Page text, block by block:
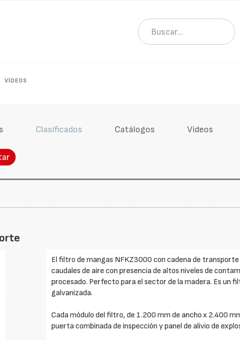
VÍDEOS
Clasificados Catálogos Vídeos
El filtro de mangas NFKZ3000 con cadena de
caudales de aire con presencia de altos niveles de
procesado. Perfecto para el sector de la madera. Es un
galvanizada.
Cada módulo del filtro, de 1.200 mm de ancho x 2.400
puerta combinada de inspección y panel de alivio de